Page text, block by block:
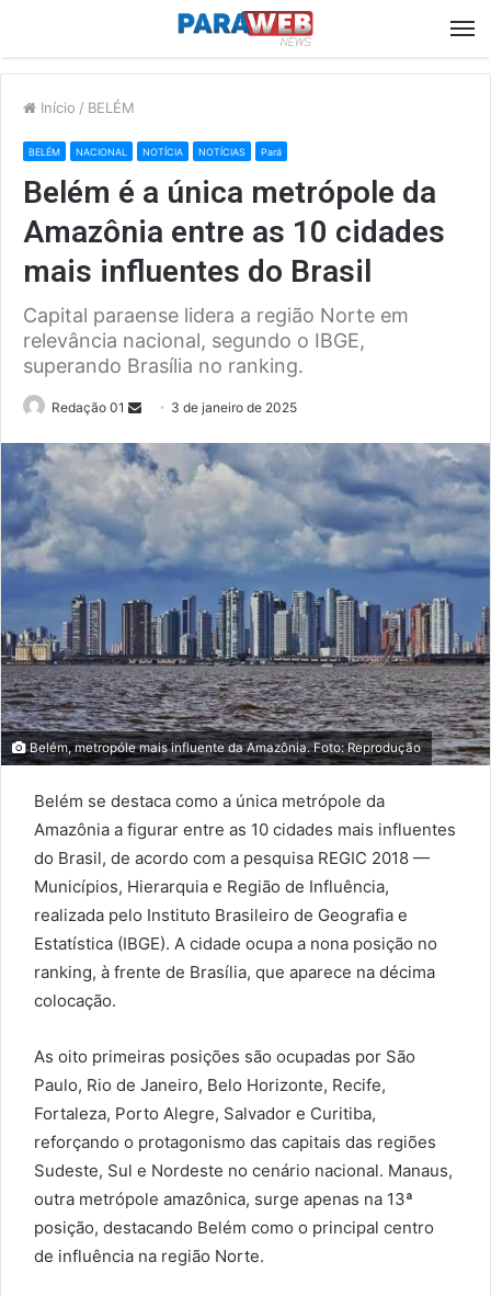
Início / BELÉM
BELÉM NACIONAL NOTÍCIA NOTÍCIAS Pará
Belém é a única metrópole da
Amazônia entre as 10 cidades
mais influentes do Brasil
Capital paraense lidera a região Norte em
relevância nacional, segundo o IBGE,
superando Brasília no ranking.
Redação 01
Send
email
3 de janeiro de 2025
Belém, metropóle mais influente da Amazônia. Foto: Reprodução
Belém se destaca como a única metrópole da
Amazônia a figurar entre as 10 cidades mais influentes
do Brasil, de acordo com a pesquisa REGIC 2018 —
Municípios, Hierarquia e Região de Influência,
realizada pelo Instituto Brasileiro de Geografia e
Estatística (IBGE). A cidade ocupa a nona posição no
ranking, à frente de Brasília, que aparece na décima
colocação.
As oito primeiras posições são ocupadas por São
Paulo, Rio de Janeiro, Belo Horizonte, Recife,
Fortaleza, Porto Alegre, Salvador e Curitiba,
reforçando o protagonismo das capitais das regiões
Sudeste, Sul e Nordeste no cenário nacional. Manaus,
outra metrópole amazônica, surge apenas na 13ª
posição, destacando Belém como o principal centro
de influência na região Norte.